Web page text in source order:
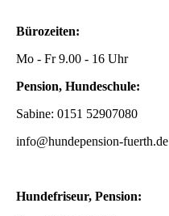
Bürozeiten:
Mo - Fr 9.00 - 16 Uhr
Pension, Hundeschule:
Sabine: 0151 52907080
info@hundepension-fuerth.de
Hundefriseur, Pension: